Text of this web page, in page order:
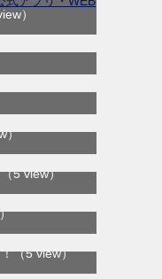
）
23巻！マンガ
中！（14
で無料漫画
第2巻！マン
）
マンガParkで
（5 view）
デーうぇぶり
！マンガUP!
（5 view）
らの便り〜｜
プリ（5